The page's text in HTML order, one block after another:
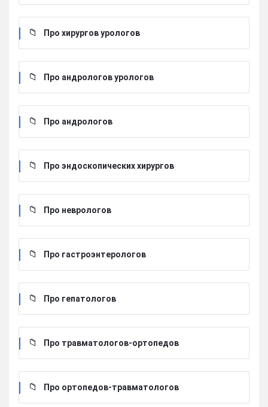
Про хирургов урологов
Про андрологов урологов
Про андрологов
Про эндоскопических хирургов
Про неврологов
Про гастроэнтерологов
Про гепатологов
Про травматологов-ортопедов
Про ортопедов-травматологов